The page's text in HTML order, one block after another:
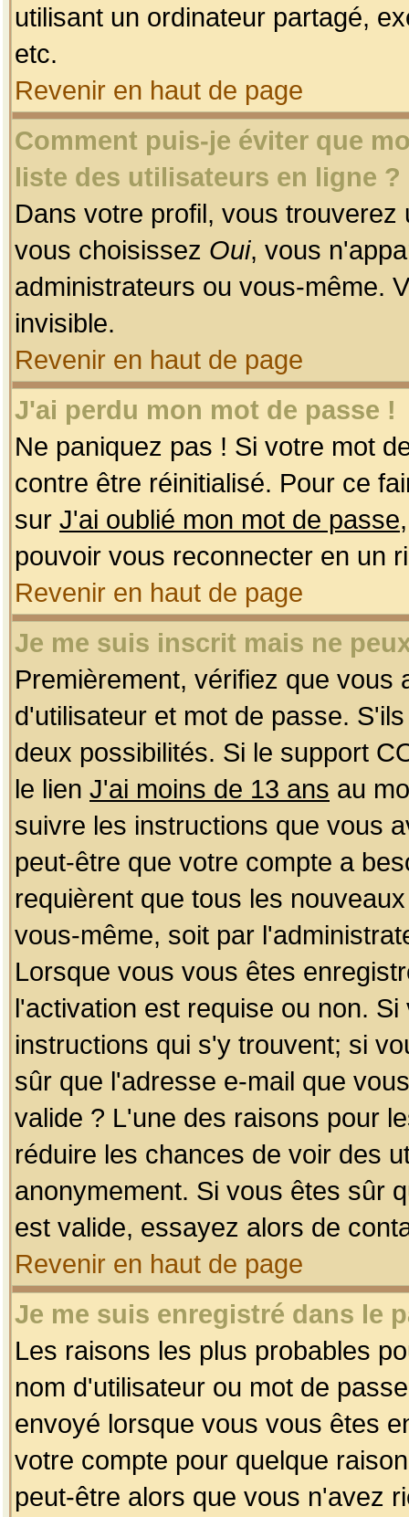
utilisant un ordinateur partagé,
etc.
Revenir en haut de page
Comment puis-je éviter que
liste des utilisateurs en ligne ?
Dans votre profil, vous
vous choisissez Oui, vous
administrateurs ou vous-même.
invisible.
Revenir en haut de page
J'ai perdu mon mot de passe !
Ne paniquez pas ! Si votre mot
contre être réinitialisé. Pour ce
sur J'ai oublié mon mot de passe
pouvoir vous reconnecter en un
Revenir en haut de page
Je me suis inscrit mais ne
Premièrement, vérifiez que
d'utilisateur et mot de passe.
deux possibilités. Si le support
le lien J'ai moins de 13 ans au
suivre les instructions que vous
peut-être que votre compte a
requièrent que tous les
vous-même, soit par
Lorsque vous vous êtes
l'activation est requise ou non.
instructions qui s'y trouvent; si
sûr que l'adresse e-mail que
valide ? L'une des raisons pour
réduire les chances de voir des
anonymement. Si vous êtes sûr
est valide, essayez alors de
Revenir en haut de page
Je me suis enregistré dans le
Les raisons les plus probables
nom d'utilisateur ou mot de
envoyé lorsque vous vous êtes
votre compte pour quelque
peut-être alors que vous n'avez